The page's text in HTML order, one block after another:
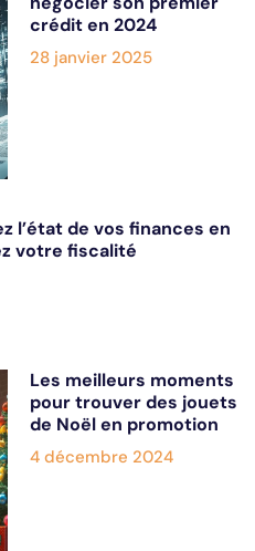
crédit en 2024
28 janvier 2025
l’état de vos finances en
votre fiscalité
Les meilleurs moments
pour trouver des jouets
de Noël en promotion
4 décembre 2024